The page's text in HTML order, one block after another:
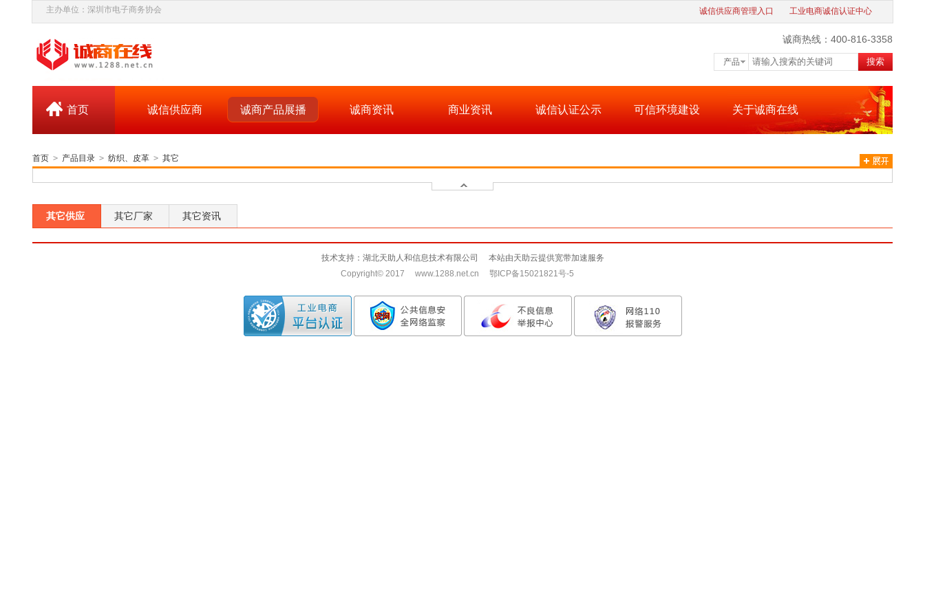
主办单位：深圳市电子商务协会 诚信供应商管理入口 工业电商诚信认证中心
诚商热线：400-816-3358
产品 搜索
首页 诚信供应商 诚商产品展播 诚商资讯 商业资讯 诚信认证公示 可信环境建设 关于诚商在线
首页 > 产品目录 > 纺织、皮革 > 其它
其它供应 其它厂家 其它资讯
技术支持：湖北天助人和信息技术有限公司 本站由天助云提供宽带加速服务
Copyright© 2017 www.1288.net.cn 鄂ICP备15021821号-5